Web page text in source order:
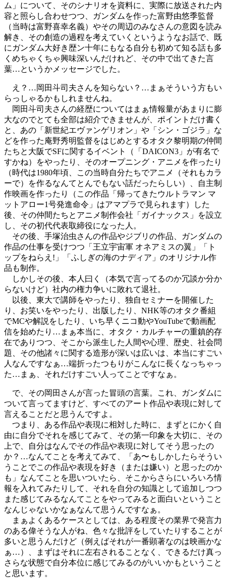
ム」について、そのシナリオを資料に、実際に放送された内
容と照らし合わせつつ、ガンダムを作った富野由悠季監督
（当時は富野喜幸名義）やその周辺のみなさんの意図を読み
解き、その創造の過程を考えていくというようなお話で、既
にガンダム大好き歴ン十年にもなる自分も初めて知る話も多
くめちゃくちゃ興味深いんだけれど、その中で出てきた言
葉…というかメッセージでした。
え？…岡田斗司夫さんを知らない？…まぁそういう方もい
らっしゃるかもしれませんね。
岡田斗司夫さんの経歴についてはまぁ情報量があまりに膨
大なのでとても全部は紹介できませんが、ポイントだけ書く
と、あの「新世紀エヴァンゲリオン」や「シン・ゴジラ」な
どを作った庵野秀明監督をはじめとするオタク黎明期の仲間
たちと大阪でSFに関するイベント（「DAICON3」が有名で
すかね）をやったり、そのオープニング・アニメを作ったり
（時代は1980年頃、この当時自分たちでアニメ（それもカラ
ーで）を作るなんてとんでもない話だったらしい）、自主制
作映画を作ったり（この作品「帰ってきたウルトラマン マ
ットアロー1号発進命令」はアマプラで見られます）した
後、その仲間たちとアニメ制作会社「ガイナックス」を設立
し、その初代代表取締役になった人。
その後、手塚治虫さんの作品やジブリの作品、ガンダムの
作品の仕事を受けつつ「王立宇宙軍 オネアミスの翼」「ト
ップをねらえ!」「ふしぎの海のナディア」のオリジナル作
品も制作。
しかしその後、本人曰く（本気で言ってるのか冗談か分か
らないけど）社内の権力争いに敗れて退社。
以後、東大で講師をやったり、独自セミナーを開催した
り、お笑いをやったり、出版したり、NHK等のオタク番組
でMCや解説をしたり、いち早くニコ動やYouTubeで動画配
信を始めたり…まぁ本当に、オタク・カルチャーの重鎮的存
在でありつつ、そこから派生した人間や心理、歴史、社会問
題、その他諸々に関する造形が深いは広いは、本当にすごい
人なんですなぁ…端折ったつもりがこんなに長くなっちゃっ
た…まぁ、それだけすごい人ってことですなぁ。
で、その岡田さんが言った冒頭の言葉。これ、ガンダムに
ついて言ってますけど、すべてのアート作品や表現に対して
言えることだと思うんですよ。
つまり、ある作品や表現に相対した時に、まずとにかく自
由に自分でそれを感じてみて、その第一印象を大切に、その
上で、自分はなんでその作品や表現に対してそう思ったの
か？…なんてことを考えてみて、「あ〜もしかしたらそうい
うことでこの作品や表現を好き（または嫌い）と思ったのか
も」なんてことを思いついたら、そこからさらにいろいろ情
報を入れてみたりして、それを自分の知識として追加しつつ
また感じてみるなんてことをやってみると面白いということ
なんじゃないかなぁなんて思うんですなぁ。
まぁよくあるケースとしては、ある程度その業界で発言力
のある偉そうな人がね、色々な批評をしていたりすることが
多いと思うんだけど（例えばそれが一番顕著なのは映画かな
ぁ…）、まずはそれに左右されることなく、できるだけ真っ
さらな状態で自分本位に感じてみるのがいいかもということ
と思います。